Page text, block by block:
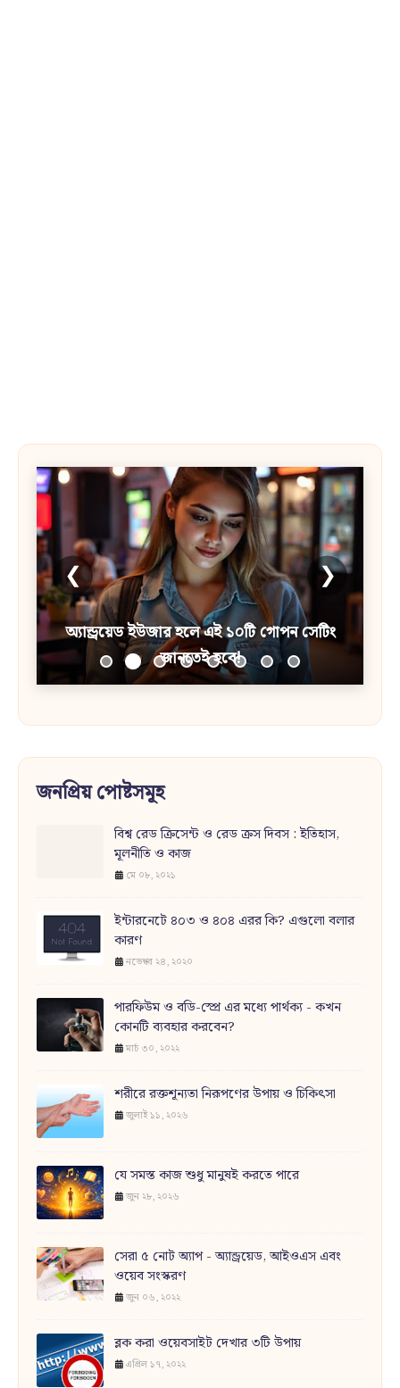
অ্যান্ড্রয়েড ইউজার হলে এই ১০টি গোপন সেটিং
জানতেই হবে!
❮ ❯
জনপ্রিয় পোষ্টসমূহ
বিশ্ব রেড ক্রিসেন্ট ও রেড ক্রস দিবস : ইতিহাস,
মূলনীতি ও কাজ
মে ০৮, ২০২১
ইন্টারনেটে ৪০৩ ও ৪০৪ এরর কি? এগুলো বলার
কারণ
নভেম্বর ২৪, ২০২০
পারফিউম ও বডি-স্প্রে এর মধ্যে পার্থক্য - কখন
কোনটি ব্যবহার করবেন?
মার্চ ৩০, ২০২২
শরীরে রক্তশূন্যতা নিরূপণের উপায় ও চিকিৎসা
জুলাই ১১, ২০২৬
যে সমস্ত কাজ শুধু মানুষই করতে পারে
জুন ২৮, ২০২৬
সেরা ৫ নোট অ্যাপ - অ্যান্ড্রয়েড, আইওএস এবং
ওয়েব সংস্করণ
জুন ০৬, ২০২২
ব্লক করা ওয়েবসাইট দেখার ৩টি উপায়
এপ্রিল ১৭, ২০২২